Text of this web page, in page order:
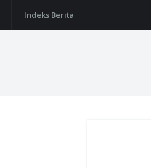
Indeks Berita